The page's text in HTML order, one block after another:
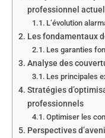
professionnel actuel
L’évolution
Les fondamentaux
Les garanties
Analyse des
Les principales
Stratégies
professionnels
Optimiser les
Perspectives